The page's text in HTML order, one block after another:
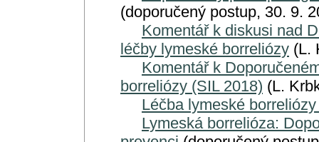
(doporučený postup, 30. 9.
Komentář k diskusi nad
léčby lymeské borreliózy (L.
Komentář k
borreliózy (SIL 2018) (L.
Léčba lymeské
Lymeská borrelióza: